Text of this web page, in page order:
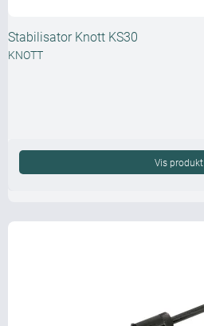
Stabilisator Knott KS30
KNOTT
Vis produkt